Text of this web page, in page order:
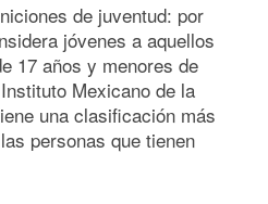
de juventud: por
jóvenes a aquellos
17 años y menores de
Mexicano de la
una clasificación más
personas que tienen